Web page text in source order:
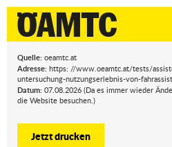
Quelle: oeamtc.at
Adresse: https: //www.oeamtc.at/tests/
untersuchung-nutzungserlebnis-von-
Datum: 07.08.2026 (Da es immer wieder
die Website besuchen.)
Jetzt drucken